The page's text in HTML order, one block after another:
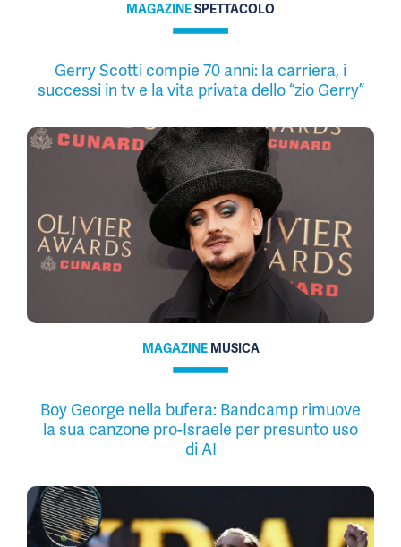
MAGAZINESPETTACOLO
Gerry Scotti compie 70 anni: la carriera, i
successi in tv e la vita privata dello “zio Gerry”
MAGAZINE MUSICA
Boy George nella bufera: Bandcamp rimuove
la sua canzone pro-Israele per presunto uso
di AI